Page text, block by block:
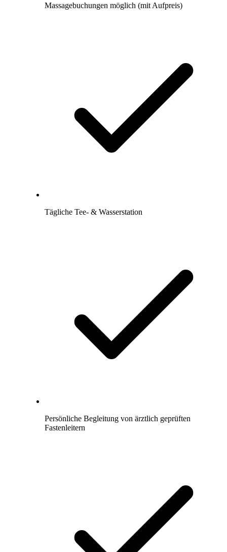
Massagebuchungen möglich (mit Aufpreis)
Tägliche Tee- & Wasserstation
Persönliche Begleitung von ärztlich geprüften
Fastenleitern